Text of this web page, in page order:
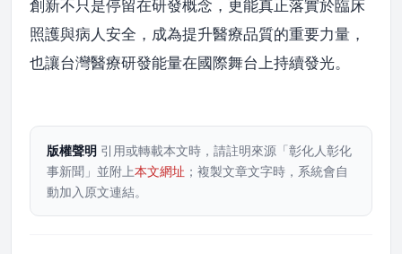
創新不只是停留在研發概念，更能真正落實於臨床
照護與病人安全，成為提升醫療品質的重要力量，
也讓台灣醫療研發能量在國際舞台上持續發光。
版權聲明 引用或轉載本文時，請註明來源「彰化人彰化
事新聞」並附上本文網址 ；複製文章文字時，系統會自
動加入原文連結。